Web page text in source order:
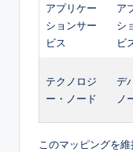
アプリケー
ションサー
ビス
ア
シ
ビ
テクノロジ
ー・ノード
デ
ノ
このマッピングを